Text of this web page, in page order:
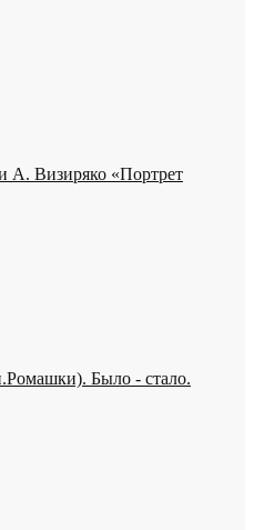
А. Визиряко «Портрет
Было - стало.